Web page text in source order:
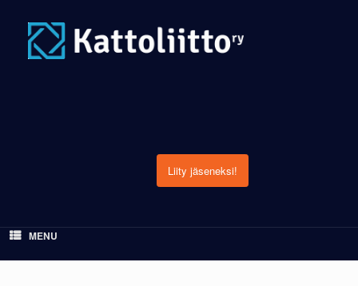
content
Liity jäseneksi!
MENU